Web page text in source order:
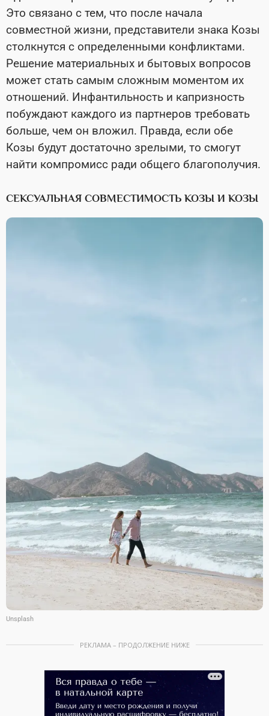
Это связано с тем, что после начала
совместной жизни, представители знака Козы
столкнутся с определенными конфликтами.
Решение материальных и бытовых вопросов
может стать самым сложным моментом их
отношений. Инфантильность и капризность
побуждают каждого из партнеров требовать
больше, чем он вложил. Правда, если обе
Козы будут достаточно зрелыми, то смогут
найти компромисс ради общего благополучия.
СЕКСУАЛЬНАЯ СОВМЕСТИМОСТЬ КОЗЫ И КОЗЫ
Unsplash
РЕКЛАМА – ПРОДОЛЖЕНИЕ НИЖЕ